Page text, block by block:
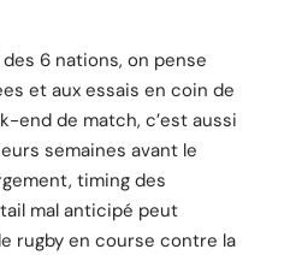
6 nations, on pense
et aux essais en coin de
end de match, c’est aussi
semaines avant le
timing des
mal anticipé peut
rugby en course contre la